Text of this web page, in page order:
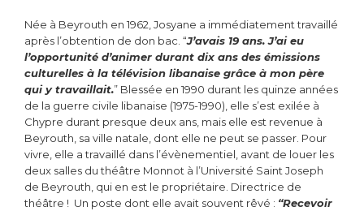
Née à Beyrouth en 1962, Josyane a immédiatement travaillé
après l’obtention de don bac. “J’avais 19 ans. J’ai eu
l’opportunité d’animer durant dix ans des émissions
culturelles à la télévision libanaise grâce à mon père
qui y travaillait.” Blessée en 1990 durant les quinze années
de la guerre civile libanaise (1975-1990), elle s’est exilée à
Chypre durant presque deux ans, mais elle est revenue à
Beyrouth, sa ville natale, dont elle ne peut se passer. Pour
vivre, elle a travaillé dans l’évènementiel, avant de louer les
deux salles du théâtre Monnot à l’Université Saint Joseph
de Beyrouth, qui en est le propriétaire. Directrice de
théâtre ! Un poste dont elle avait souvent rêvé : “Recevoir